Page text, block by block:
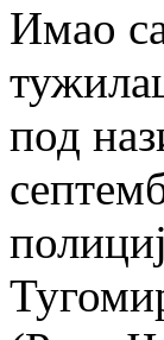
Имао
под